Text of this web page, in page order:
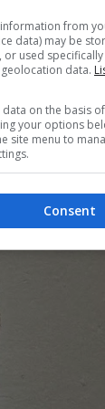
sulmuar
ai duke
marrë
from
data) may be
or used
data.
on the basis
your options
site menu to
Consent